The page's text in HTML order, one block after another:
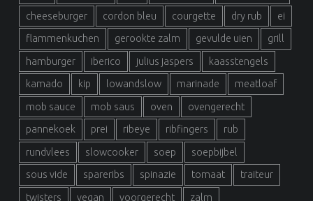
cheeseburger cordon bleu courgette dry rub ei
flammenkuchen gerookte zalm gevulde uien grill
hamburger iberico julius jaspers kaasstengels
kamado kip lowandslow marinade meatloaf
mob sauce mob saus oven ovengerecht
pannekoek prei ribeye ribfingers rub
rundvlees slowcooker soep soepbijbel
sous vide spareribs spinazie tomaat traiteur
twisters vegan voorgerecht zalm